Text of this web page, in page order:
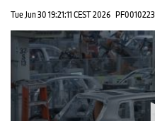
Tue Jun 30 19:21:11 CEST 2026 PF0010223